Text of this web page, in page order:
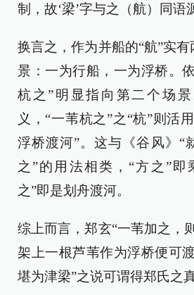
制，故‘梁’字与之（航）同语
换言之，作为并船的“航”实
景：一为行船，一为浮桥。
杭之”明显指向第二个场
义，“一苇杭之”之“杭”则活
浮桥渡河”。这与《谷风》“
之”的用法相类，“方之”即
之”即是划舟渡河。
综上而言，郑玄“一苇加之，
架上一根芦苇作为浮桥便可
堪为津梁”之说可谓得郑氏之真